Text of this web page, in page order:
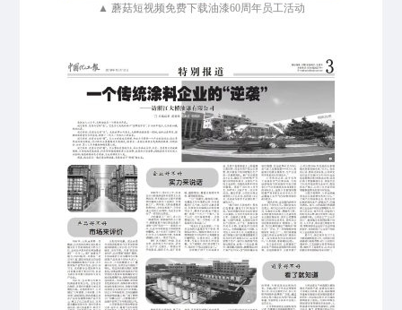
▲ 蘑菇短视频免费下载油漆60周年员工活动